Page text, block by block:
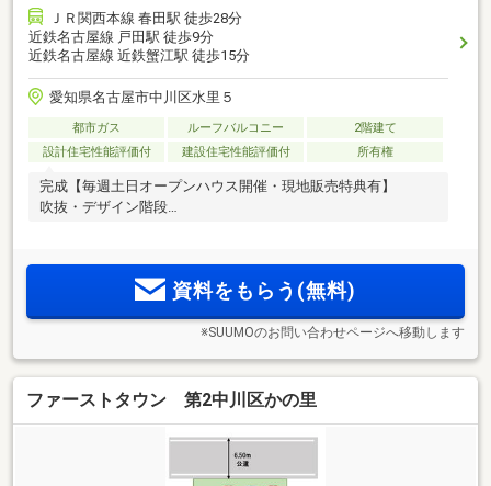
ＪＲ関西本線 春田駅 徒歩28分
近鉄名古屋線 戸田駅 徒歩9分
近鉄名古屋線 近鉄蟹江駅 徒歩15分
愛知県名古屋市中川区水里５
都市ガス ルーフバルコニー
2階建て
設計住宅性能評価付
建設住宅性能評価付 所有権
完成【毎週土日オープンハウス開催・現地販売特典有】
吹抜・デザイン階段
資料をもらう(無料)
※SUUMOのお問い合わせページへ移動します
ファーストタウン 第2中川区かの里